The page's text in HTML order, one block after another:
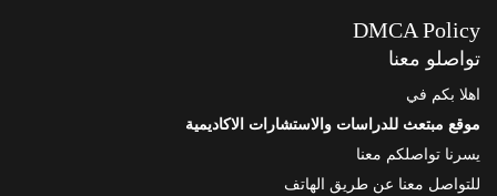
DMCA Policy
تواصلو معنا
اهلا بكم في
موقع مبتعث للدراسات والاستشارات الاكاديمية
يسرنا تواصلكم معنا
للتواصل معنا عن طريق الهاتف